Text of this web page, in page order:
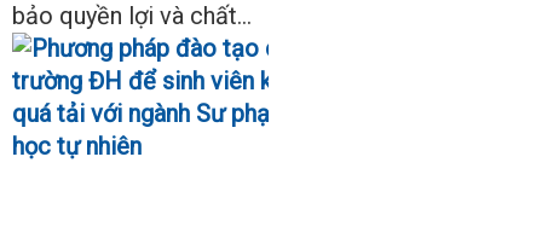
bảo quyền lợi và chất...